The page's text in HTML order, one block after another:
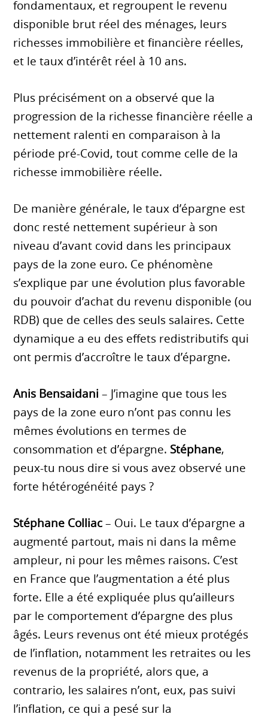
fondamentaux, et regroupent le revenu
disponible brut réel des ménages, leurs
richesses immobilière et financière réelles,
et le taux d’intérêt réel à 10 ans.
Plus précisément on a observé que la
progression de la richesse financière réelle a
nettement ralenti en comparaison à la
période pré-Covid, tout comme celle de la
richesse immobilière réelle.
De manière générale, le taux d’épargne est
donc resté nettement supérieur à son
niveau d’avant covid dans les principaux
pays de la zone euro. Ce phénomène
s’explique par une évolution plus favorable
du pouvoir d’achat du revenu disponible (ou
RDB) que de celles des seuls salaires. Cette
dynamique a eu des effets redistributifs qui
ont permis d’accroître le taux d’épargne.
Anis Bensaidani – J’imagine que tous les
pays de la zone euro n’ont pas connu les
mêmes évolutions en termes de
consommation et d’épargne. Stéphane,
peux-tu nous dire si vous avez observé une
forte hétérogénéité pays ?
Stéphane Colliac– Oui. Le taux d’épargne a
augmenté partout, mais ni dans la même
ampleur, ni pour les mêmes raisons. C’est
en France que l’augmentation a été plus
forte. Elle a été expliquée plus qu’ailleurs
par le comportement d’épargne des plus
âgés. Leurs revenus ont été mieux protégés
de l’inflation, notamment les retraites ou les
revenus de la propriété, alors que, a
contrario, les salaires n’ont, eux, pas suivi
l’inflation, ce qui a pesé sur la